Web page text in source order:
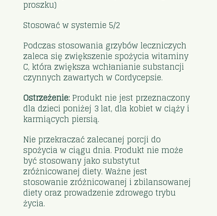
proszku)
Stosować w systemie 5/2
Podczas stosowania grzybów leczniczych
zaleca się zwiększenie spożycia witaminy
C, która zwiększa wchłanianie substancji
czynnych zawartych w Cordycepsie.
Ostrzeżenie: Produkt nie jest przeznaczony
dla dzieci poniżej 3 lat, dla kobiet w ciąży i
karmiących piersią.
Nie przekraczać zalecanej porcji do
spożycia w ciągu dnia. Produkt nie może
być stosowany jako substytut
zróżnicowanej diety. Ważne jest
stosowanie zróżnicowanej i zbilansowanej
diety oraz prowadzenie zdrowego trybu
życia.